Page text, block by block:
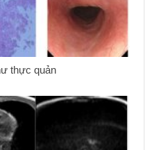
thực quản